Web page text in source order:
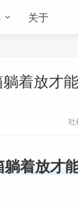
关于
着放才
吐
着放才